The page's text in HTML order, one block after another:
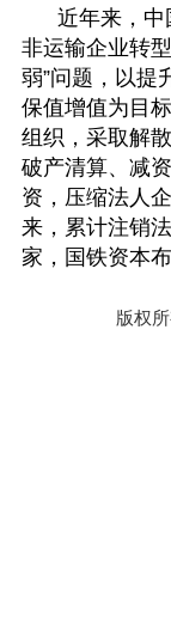
近年来，中
非运输企业转
弱”问题，以提
保值增值为目
组织，采取解
破产清算、减
资，压缩法人
来，累计注销
家，国铁资本
版权